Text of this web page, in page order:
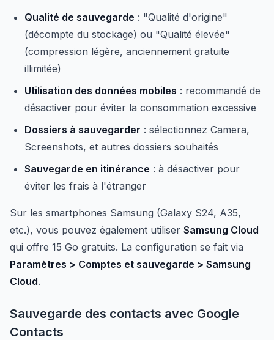
Qualité de sauvegarde : "Qualité d'origine"
(décompte du stockage) ou "Qualité élevée"
(compression légère, anciennement gratuite
illimitée)
Utilisation des données mobiles : recommandé de
désactiver pour éviter la consommation excessive
Dossiers à sauvegarder : sélectionnez Camera,
Screenshots, et autres dossiers souhaités
Sauvegarde en itinérance : à désactiver pour
éviter les frais à l'étranger
Sur les smartphones Samsung (Galaxy S24, A35,
etc.), vous pouvez également utiliser Samsung Cloud
qui offre 15 Go gratuits. La configuration se fait via
Paramètres > Comptes et sauvegarde > Samsung
Cloud.
Sauvegarde des contacts avec Google
Contacts